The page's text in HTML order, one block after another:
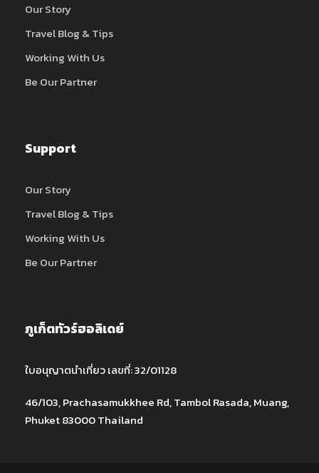
Our Story
Travel Blog & Tips
Working With Us
Be Our Partner
Support
Our Story
Travel Blog & Tips
Working With Us
Be Our Partner
ภูเก็ตทัวร์ฮอลิเดย์
ใบอนุญาตนำเที่ยว เลขที่: 32/01128
46/103, Prachasamukkhee Rd, Tambol Rasada, Muang,
Phuket 83000 Thailand